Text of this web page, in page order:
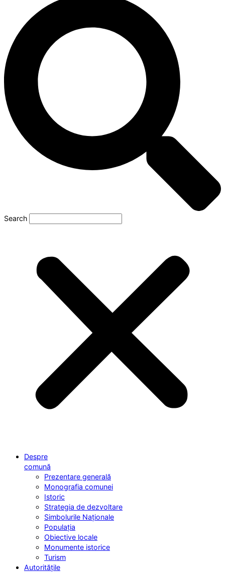
Search
Despre
comună
Prezentare generală
Monografia comunei
Istoric
Strategia de dezvoltare
Simbolurile Naționale
Populația
Obiective locale
Monumente istorice
Turism
Autoritățile